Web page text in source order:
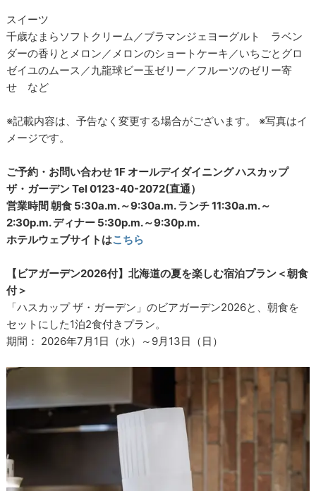
スイーツ
千歳なまらソフトクリーム／ブラマンジェヨーグルト ラベン
ダーの香りとメロン／メロンのショートケーキ／いちごとグロ
ゼイユのムース／九龍球ビー玉ゼリー／フルーツのゼリー寄
せ など
※記載内容は、予告なく変更する場合がございます。 ※写真はイ
メージです。
ご予約・お問い合わせ 1F オールデイダイニング ハスカップ
ザ・ガーデン Tel 0123-40-2072(直通）
営業時間 朝食 5:30a.m.～9:30a.m. ランチ 11:30a.m.～
2:30p.m. ディナー 5:30p.m.～9:30p.m.
ホテルウェブサイトはこちら
【ビアガーデン2026付】北海道の夏を楽しむ宿泊プラン＜朝食
付＞
「ハスカップ ザ・ガーデン」のビアガーデン2026と、朝食を
セットにした1泊2食付きプラン。
期間： 2026年7月1日（水）～9月13日（日）